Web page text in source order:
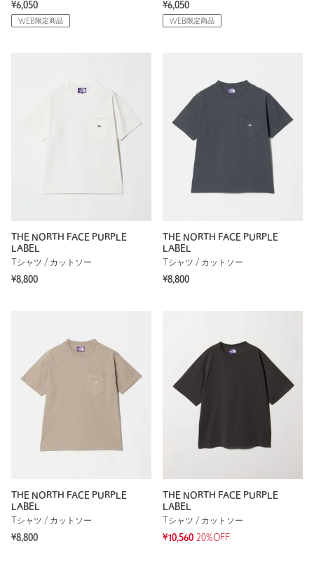
¥6,050
WEB限定商品
¥6,050
WEB限定商品
THE NORTH FACE PURPLE
LABEL
Tシャツ / カットソー
¥8,800
THE NORTH FACE PURPLE
LABEL
Tシャツ / カットソー
¥8,800
THE NORTH FACE PURPLE
LABEL
Tシャツ / カットソー
¥8,800
THE NORTH FACE PURPLE
LABEL
Tシャツ / カットソー
¥10,560 20%OFF